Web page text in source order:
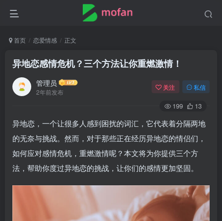
首页 恋爱情感 正文
异地恋感情危机？三个方法让你重燃激情！
管理员
2年前发布
关注 私信
199 13
异地恋，一个让很多人感到困扰的词汇，它代表着分隔两地
的无奈与挑战。然而，对于那些正在经历异地恋的情侣们，
如何应对感情危机，重燃激情呢？本文将为你提供三个方
法，帮助你度过异地恋的挑战，让你们的感情更加坚固。